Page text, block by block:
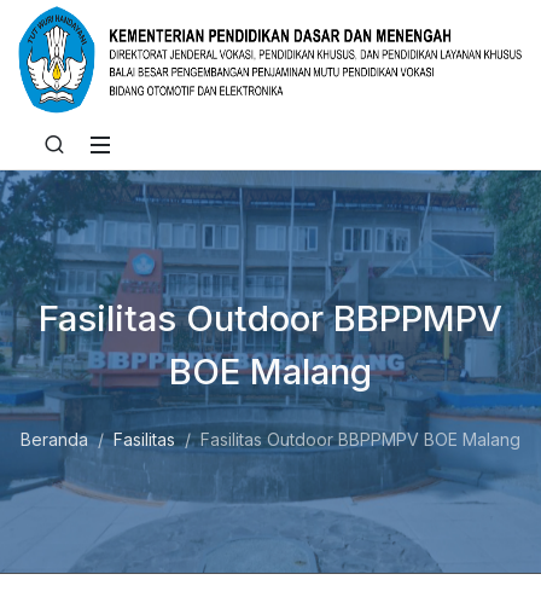
Fasilitas Outdoor BBPPMPV
BOE Malang
Beranda Fasilitas Fasilitas Outdoor BBPPMPV BOE Malang